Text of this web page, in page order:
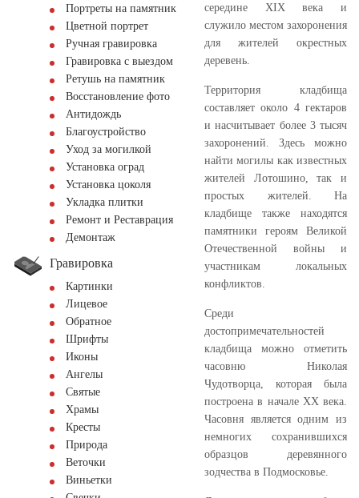
Портреты на памятник
Цветной портрет
Ручная гравировка
Гравировка с выездом
Ретушь на памятник
Восстановление фото
Антидождь
Благоустройство
Уход за могилкой
Установка оград
Установка цоколя
Укладка плитки
Ремонт и Реставрация
Демонтаж
Гравировка
Картинки
Лицевое
Обратное
Шрифты
Иконы
Ангелы
Святые
Храмы
Кресты
Природа
Веточки
Виньетки
середине XIX века и
служило местом захоронения
для жителей окрестных
деревень.
Территория кладбища
составляет около 4 гектаров
и насчитывает более 3 тысяч
захоронений. Здесь можно
найти могилы как известных
жителей Лотошино, так и
простых жителей. На
кладбище также находятся
памятники героям Великой
Отечественной войны и
участникам локальных
конфликтов.
Среди
достопримечательностей
кладбища можно отметить
часовню Николая
Чудотворца, которая была
построена в начале XX века.
Часовня является одним из
немногих сохранившихся
образцов деревянного
зодчества в Подмосковье.